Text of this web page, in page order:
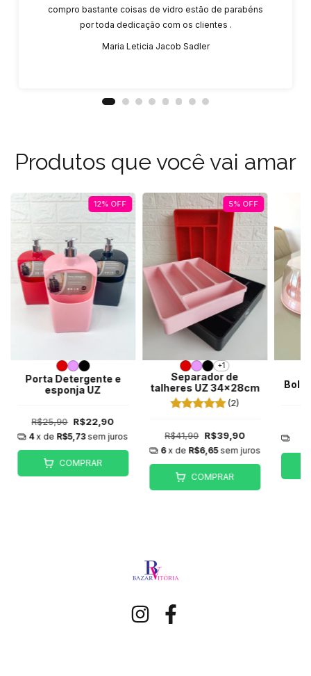
compro bastante coisas de vidro estão de parabéns
por toda dedicação com os clientes .
Maria Leticia Jacob Sadler
Produtos que você vai amar
12% OFF
Porta Detergente e
esponja UZ
R$25,90 R$22,90
4 x de R$5,73 sem juros
COMPRAR
5% OFF
+1
Separador de
talheres UZ 34x28cm
(2)
R$41,90 R$39,90
6 x de R$6,65 sem juros
COMPRAR